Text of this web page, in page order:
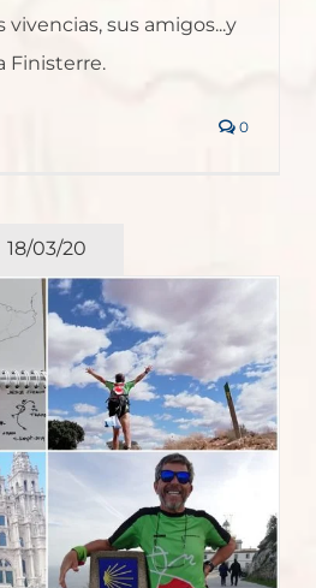
vivencias, sus amigos...y
Finisterre.
0
18/03/20